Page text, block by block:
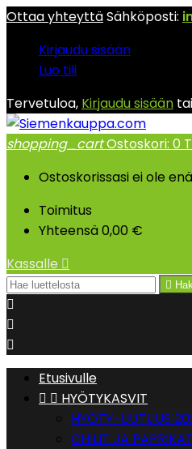
Ottaa yhteyttäSähköposti:
Kirjaudu sisään
Luo tili
Tervetuloa, Kirjaudu sisään tai
shopping_cartOstoskori: 0
Ostoskorissasi ei ole
Toimitus
Yhteensä0,00 €
Kassalle 




Etusivulle
  HYÖTYKASVIT
HYÖTY-UUTUUS
CHILIT JA PAPRIKAT